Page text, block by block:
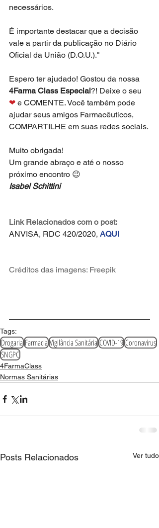
necessários.
É importante destacar que a decisão
vale a partir da publicação no Diário
Oficial da União (D.O.U.)."
Espero ter ajudado! Gostou da nossa
4Farma Class Especial?! Deixe o seu
❤ e COMENTE. Você também pode
ajudar seus amigos Farmacêuticos,
COMPARTILHE em suas redes sociais.
Muito obrigada!
Um grande abraço e até o nosso
próximo encontro 😉
Isabel Schittini
Link Relacionados com o post:
ANVISA, RDC 420/2020, AQUI
Créditos das imagens: Freepik
Tags:
DrogariaFarmaciaVigilância SanitáriaCOVID-19Coronavirus
SNGPC
4FarmaClass
Normas Sanitárias
Posts Relacionados Ver tudo